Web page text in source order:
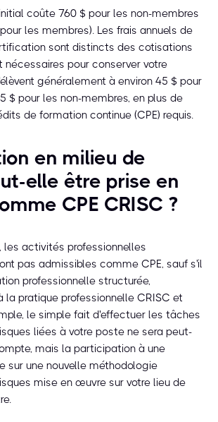
coûte 760 $ pour les non-membres
les membres). Les frais annuels de
sont distincts des cotisations
nécessaires pour conserver votre
généralement à environ 45 $ pour
$ pour les non-membres, en plus de
de formation continue (CPE) requis.
en milieu de
elle être prise en
CPE CRISC ?
les activités professionnelles
pas admissibles comme CPE, sauf s'il
professionnelle structurée,
la pratique professionnelle CRISC et
le simple fait d'effectuer les tâches
liées à votre poste ne sera peut-
mais la participation à une
sur une nouvelle méthodologie
mise en œuvre sur votre lieu de